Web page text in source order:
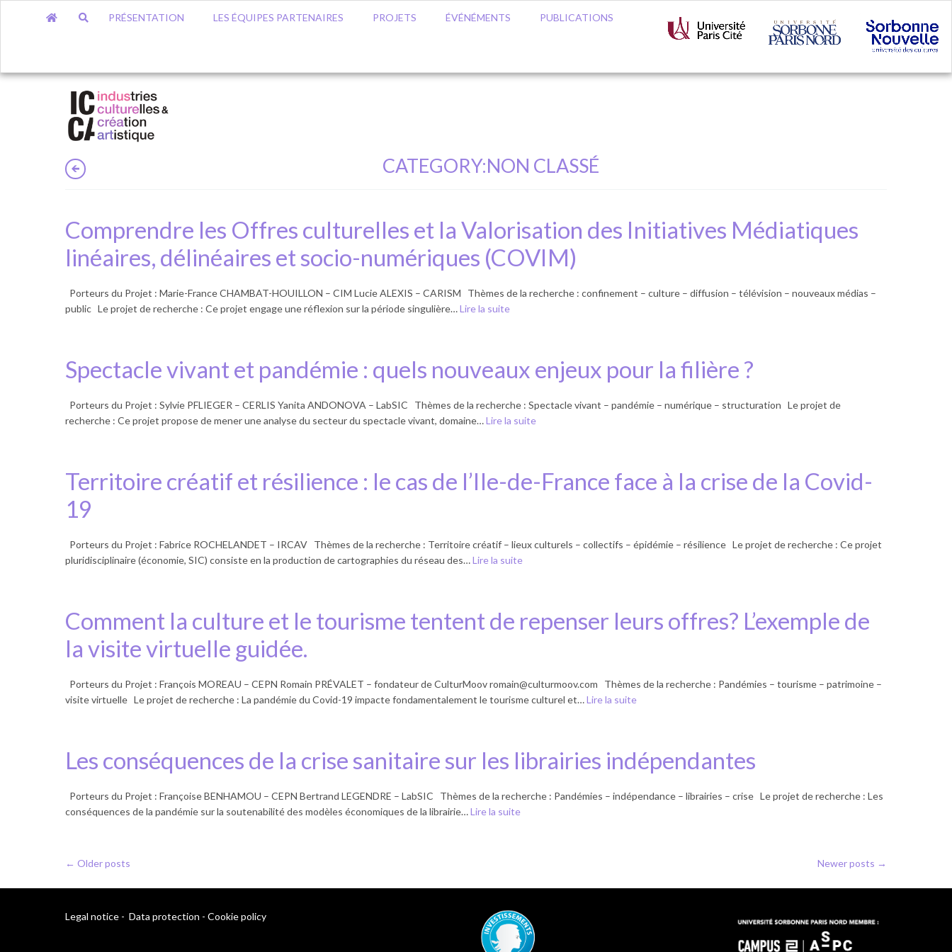
PRÉSENTATION LES ÉQUIPES PARTENAIRES PROJETS ÉVÉNÉMENTS PUBLICATIONS
CATEGORY:NON CLASSÉ
Comprendre les Offres culturelles et la Valorisation des Initiatives Médiatiques
linéaires, délinéaires et socio-numériques (COVIM)
Porteurs du Projet : Marie-France CHAMBAT-HOUILLON – CIM Lucie ALEXIS – CARISM Thèmes de la recherche : confinement – culture – diffusion – télévision – nouveaux médias –
public Le projet de recherche : Ce projet engage une réflexion sur la période singulière…Lire la suite
Spectacle vivant et pandémie : quels nouveaux enjeux pour la filière ?
Porteurs du Projet : Sylvie PFLIEGER – CERLIS Yanita ANDONOVA – LabSIC Thèmes de la recherche : Spectacle vivant – pandémie – numérique – structuration Le projet de
recherche : Ce projet propose de mener une analyse du secteur du spectacle vivant, domaine…Lire la suite
Territoire créatif et résilience : le cas de l’Ile-de-France face à la crise de la Covid-
19
Porteurs du Projet : Fabrice ROCHELANDET – IRCAV Thèmes de la recherche : Territoire créatif – lieux culturels – collectifs – épidémie – résilience Le projet de recherche : Ce projet
pluridisciplinaire (économie, SIC) consiste en la production de cartographies du réseau des…Lire la suite
Comment la culture et le tourisme tentent de repenser leurs offres? L’exemple de
la visite virtuelle guidée.
Porteurs du Projet : François MOREAU – CEPN Romain PRÉVALET – fondateur de CulturMoovromain@culturmoov.com Thèmes de la recherche : Pandémies – tourisme – patrimoine –
visite virtuelle Le projet de recherche : La pandémie du Covid-19 impacte fondamentalement le tourisme culturel et…Lire la suite
Les conséquences de la crise sanitaire sur les librairies indépendantes
Porteurs du Projet : Françoise BENHAMOU – CEPN Bertrand LEGENDRE – LabSIC Thèmes de la recherche : Pandémies – indépendance – librairies – crise Le projet de recherche : Les
conséquences de la pandémie sur la soutenabilité des modèles économiques de la librairie…Lire la suite
← Older posts Newer posts →
Legal notice - Data protection - Cookie policy